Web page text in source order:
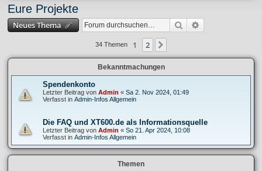
Eure Projekte
Neues Thema Suche
34 Themen 1 2
Bekanntmachungen
Spendenkonto
Letzter Beitrag von Admin « Sa 2. Nov 2024, 01:49
Verfasst in Admin-Infos Allgemein
Die FAQ und XT600.de als Informationsquelle
Letzter Beitrag von Admin « So 21. Apr 2024, 10:08
Verfasst in Admin-Infos Allgemein
Themen